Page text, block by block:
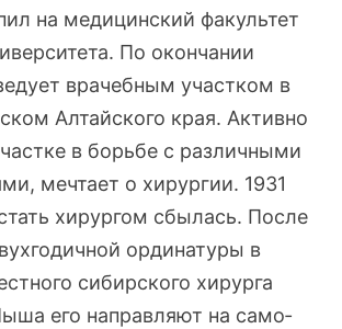
на меди­цинский факультет
По окончании
врачебным участком в
Алтайского края. Активно
в борьбе с различными
мечтает о хирургии. 1931
хирургом сбылась. После
ординатуры в
сибир­ского хирурга
его направляют на само­